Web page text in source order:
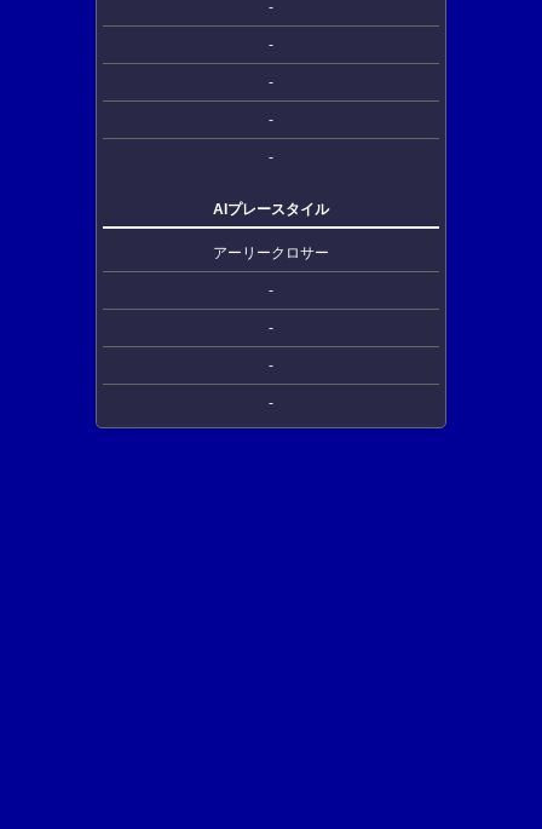
-
-
-
-
-
AIプレースタイル
アーリークロサー
-
-
-
-